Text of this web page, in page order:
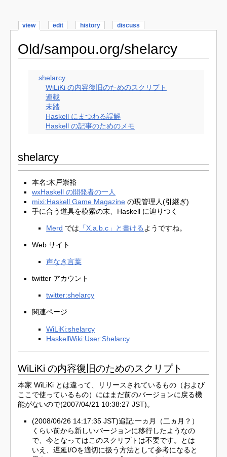
view edit history discuss
Old/sampou.org/shelarcy
shelarcy
WiLiKi の内容復旧のためのスクリプト
連載
未踏
Haskell にまつわる誤解
Haskell の記事のためのメモ
shelarcy
本名:木戸崇裕
wxHaskell の開発者の一人
mixi:Haskell Game Magazine の現管理人(引継ぎ)
手に合う道具を模索の末、Haskell に辿りつく
Merd では 「X.a.b.c」と書けるようですね。
Web サイト
声なき言葉
twitter アカウント
twitter:shelarcy
関連ページ
WiLiKi:shelarcy
HaskellWiki:User:Shelarcy
WiLiKi の内容復旧のためのスクリプト
本家 WiLiKi とは違って、リリースされているもの（および
ここで使っているもの）にはまだ前のバージョンに戻る機
能がないので(2007/04/21 10:38:27 JST)。
(2008/06/26 14:17:35 JST)追記:一ヵ月（二ヵ月？）
くらい前から新しいバージョンに移行したようなの
で、今となってはこのスクリプトは不要です。とは
いえ、遅延I/Oを適切に扱う方法として参考になると